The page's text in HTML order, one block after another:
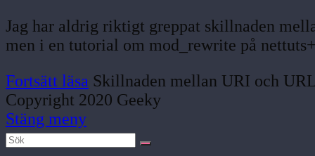
Jag har aldrig riktigt greppat skillnaden
men i en tutorial om mod_rewrite på
Fortsätt läsa Skillnaden mellan URI och
Copyright 2020 Geeky
Stäng meny